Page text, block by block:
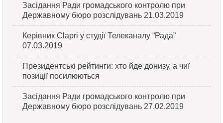
Засідання Ради громадського контролю при
Державному бюро розслідувань 21.03.2019
Керівник Clapri у студії Телеканалу “Рада”
07.03.2019
Президентські рейтинги: хто йде донизу, а чиї
позиції посилюються
Засідання Ради громадського контролю при
Державному бюро розслідувань 27.02.2019